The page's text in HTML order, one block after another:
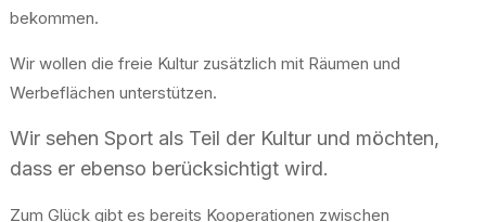
bekommen.
Wir wollen die freie Kultur zusätzlich mit Räumen und
Werbeflächen unterstützen.
Wir sehen Sport als Teil der Kultur und möchten,
dass er ebenso berücksichtigt wird.
Zum Glück gibt es bereits Kooperationen zwischen